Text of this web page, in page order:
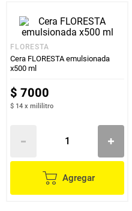
FLORESTA
Cera FLORESTA emulsionada
x500 ml
$ 7000
$ 14 x mililitro
Agregar